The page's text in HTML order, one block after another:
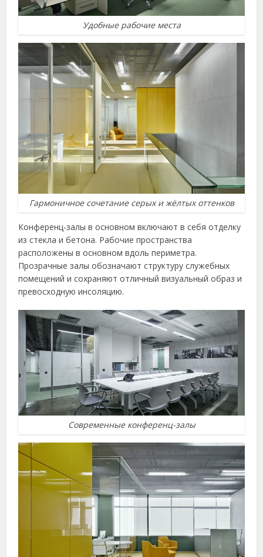
Удобные рабочие места
Гармоничное сочетание серых и жёлтых оттенков
Конференц-залы в основном включают в себя отделку
из стекла и бетона. Рабочие пространства
расположены в основном вдоль периметра.
Прозрачные залы обозначают структуру служебных
помещений и сохраняют отличный визуальный образ и
превосходную инсоляцию.
Современные конференц-залы